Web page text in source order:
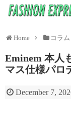
Home コラム
Eminem 本人
マス仕様パロ
December 7,